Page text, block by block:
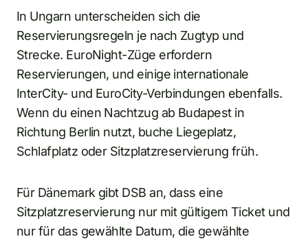
In Ungarn unterscheiden sich die
Reservierungsregeln je nach Zugtyp und
Strecke. EuroNight-Züge erfordern
Reservierungen, und einige internationale
InterCity- und EuroCity-Verbindungen ebenfalls.
Wenn du einen Nachtzug ab Budapest in
Richtung Berlin nutzt, buche Liegeplatz,
Schlafplatz oder Sitzplatzreservierung früh.
Für Dänemark gibt DSB an, dass eine
Sitzplatzreservierung nur mit gültigem Ticket und
nur für das gewählte Datum, die gewählte